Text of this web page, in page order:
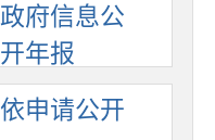
政府信息公
开年报
依申请公开